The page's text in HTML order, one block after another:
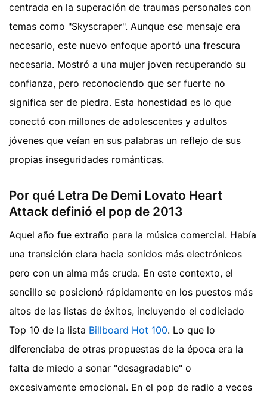
centrada en la superación de traumas personales con
temas como "Skyscraper". Aunque ese mensaje era
necesario, este nuevo enfoque aportó una frescura
necesaria. Mostró a una mujer joven recuperando su
confianza, pero reconociendo que ser fuerte no
significa ser de piedra. Esta honestidad es lo que
conectó con millones de adolescentes y adultos
jóvenes que veían en sus palabras un reflejo de sus
propias inseguridades románticas.
Por qué Letra De Demi Lovato Heart
Attack definió el pop de 2013
Aquel año fue extraño para la música comercial. Había
una transición clara hacia sonidos más electrónicos
pero con un alma más cruda. En este contexto, el
sencillo se posicionó rápidamente en los puestos más
altos de las listas de éxitos, incluyendo el codiciado
Top 10 de la lista Billboard Hot 100. Lo que lo
diferenciaba de otras propuestas de la época era la
falta de miedo a sonar "desagradable" o
excesivamente emocional. En el pop de radio a veces